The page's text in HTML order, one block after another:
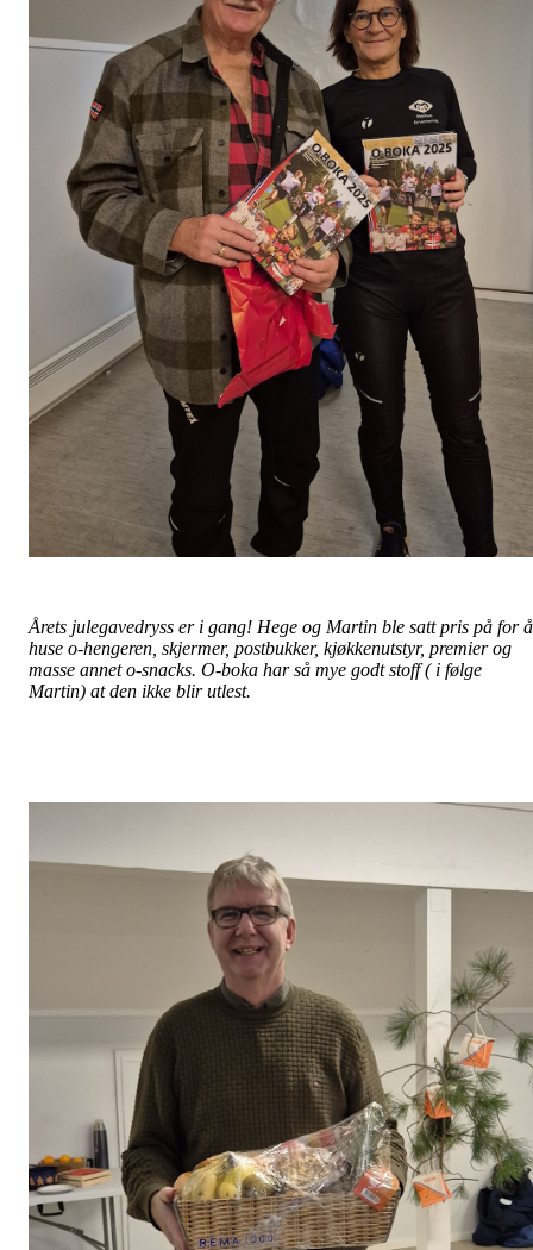
Årets julegavedryss er i gang! Hege og Martin ble satt pris på for å
huse o-hengeren, skjermer, postbukker, kjøkkenutstyr, premier og
masse annet o-snacks. O-boka har så mye godt stoff ( i følge
Martin) at den ikke blir utlest.